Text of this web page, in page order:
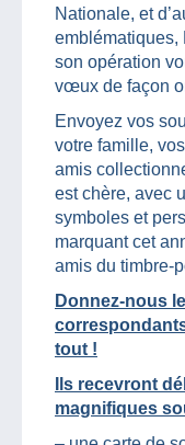
Nationale, et
emblématiques,
son opération
vœux de façon
Envoyez vos
votre famille,
amis
est chère, avec
symboles et
marquant cet
amis du timbre-
Donnez-nous
tout !
Ils recevront
magnifiques